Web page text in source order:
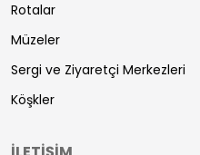
Rotalar
Müzeler
Sergi ve Ziyaretçi Merkezleri
Köşkler